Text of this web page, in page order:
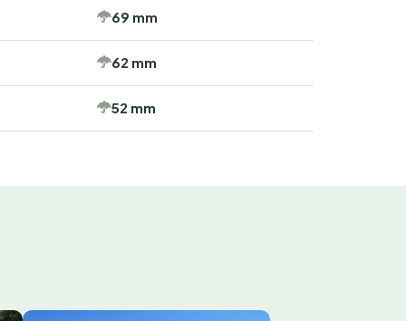
69 mm
62 mm
52 mm